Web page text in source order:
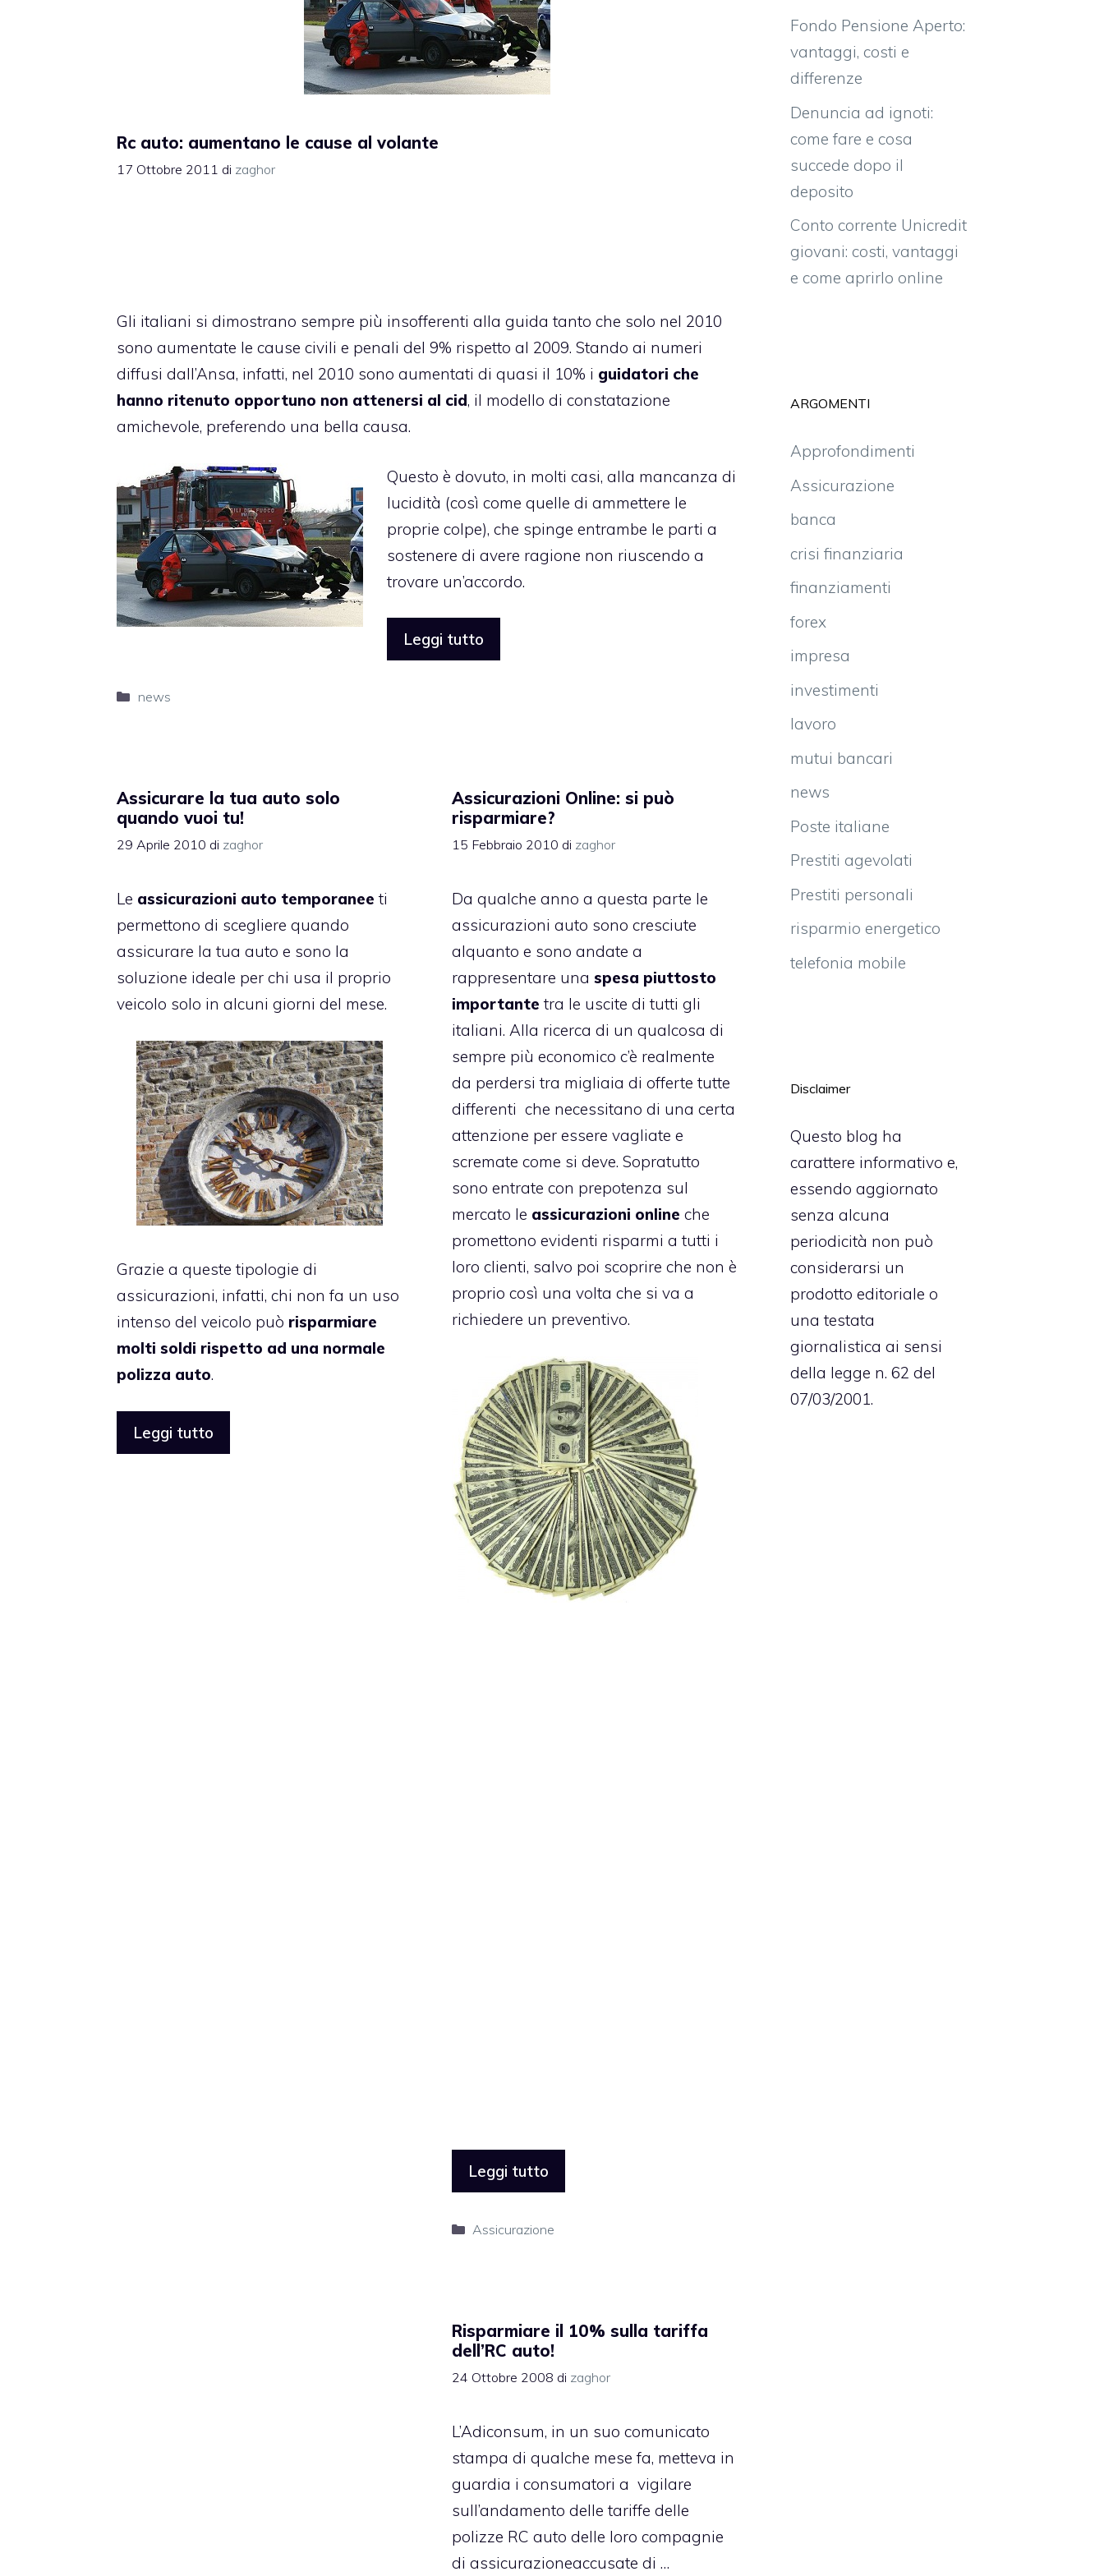
Rc auto: aumentano le cause al volante
17 Ottobre 2011 di zaghor
Gli italiani si dimostrano sempre più insofferenti alla guida tanto che solo nel 2010
sono aumentate le cause civili e penali del 9% rispetto al 2009. Stando ai numeri
diffusi dall’Ansa, infatti, nel 2010 sono aumentati di quasi il 10% i guidatori che
hanno ritenuto opportuno non attenersi al cid, il modello di constatazione
amichevole, preferendo una bella causa.
Questo è dovuto, in molti casi, alla mancanza di
lucidità (così come quelle di ammettere le
proprie colpe), che spinge entrambe le parti a
sostenere di avere ragione non riuscendo a
trovare un’accordo.
Leggi tutto
Categorie
news
Assicurare la tua auto solo
quando vuoi tu!
29 Aprile 2010 di zaghor
Le assicurazioni auto temporanee ti
permettono di scegliere quando
assicurare la tua auto e sono la
soluzione ideale per chi usa il proprio
veicolo solo in alcuni giorni del mese.
Grazie a queste tipologie di
assicurazioni, infatti, chi non fa un uso
intenso del veicolo può risparmiare
molti soldi rispetto ad una normale
polizza auto.
Leggi tutto
Assicurazioni Online: si può
risparmiare?
15 Febbraio 2010 di zaghor
Da qualche anno a questa parte le
assicurazioni auto sono cresciute
alquanto e sono andate a
rappresentare una spesa piuttosto
importante tra le uscite di tutti gli
italiani. Alla ricerca di un qualcosa di
sempre più economico c’è realmente
da perdersi tra migliaia di offerte tutte
differenti che necessitano di una certa
attenzione per essere vagliate e
scremate come si deve. Sopratutto
sono entrate con prepotenza sul
mercato le assicurazioni online che
promettono evidenti risparmi a tutti i
loro clienti, salvo poi scoprire che non è
proprio così una volta che si va a
richiedere un preventivo.
Leggi tutto
Categorie
Assicurazione
Risparmiare il 10% sulla tariffa
dell’RC auto!
24 Ottobre 2008 di zaghor
L’Adiconsum, in un suo comunicato
stampa di qualche mese fa, metteva in
guardia i consumatori a vigilare
sull’andamento delle tariffe delle
polizze RC auto delle loro compagnie
di assicurazioneaccusate di …
Fondo Pensione Aperto:
vantaggi, costi e
differenze
Denuncia ad ignoti:
come fare e cosa
succede dopo il
deposito
Conto corrente Unicredit
giovani: costi, vantaggi
e come aprirlo online
ARGOMENTI
Approfondimenti
Assicurazione
banca
crisi finanziaria
finanziamenti
forex
impresa
investimenti
lavoro
mutui bancari
news
Poste italiane
Prestiti agevolati
Prestiti personali
risparmio energetico
telefonia mobile
Disclaimer
Questo blog ha
carattere informativo e,
essendo aggiornato
senza alcuna
periodicità non può
considerarsi un
prodotto editoriale o
una testata
giornalistica ai sensi
della legge n. 62 del
07/03/2001.